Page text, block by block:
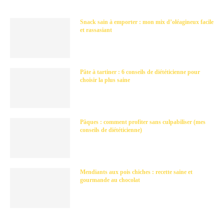
Snack sain à emporter : mon mix d’oléagineux facile
et rassasiant
Pâte à tartiner : 6 conseils de diététicienne pour
choisir la plus saine
Pâques : comment profiter sans culpabiliser (mes
conseils de diététicienne)
Mendiants aux pois chiches : recette saine et
gourmande au chocolat